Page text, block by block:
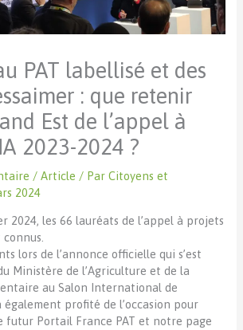
PAT labellisé et des
: que retenir
Est de l’appel à
2023-2024 ?
/Article / ParCitoyens et
2024
2024, les 66 lauréats de l’appel à projets
lors de l’annonce officielle qui s’est
Ministère de l’Agriculture et de la
au Salon International de
également profité de l’occasion pour
futur Portail France PAT et notre page